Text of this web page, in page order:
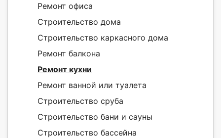
Ремонт офиса
Строительство дома
Строительство каркасного дома
Ремонт балкона
Ремонт кухни
Ремонт ванной или туалета
Строительство сруба
Строительство бани и сауны
Строительство бассейна